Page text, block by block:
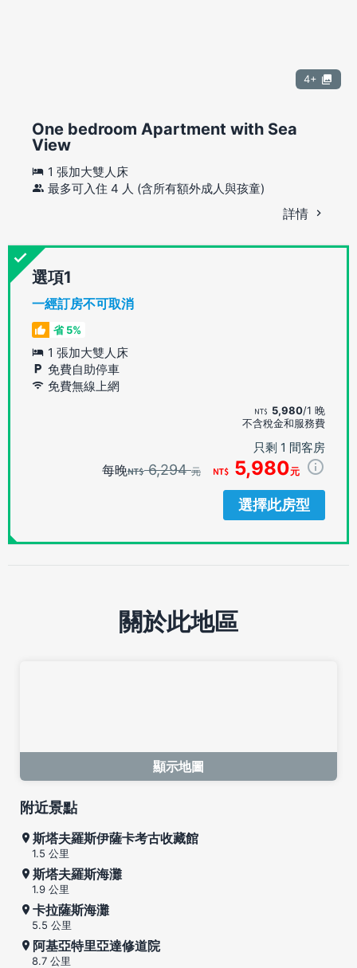
4+
One bedroom Apartment with Sea
View
1 張加大雙人床
最多可入住 4 人 (含所有額外成人與孩童)
詳情
選項
一經訂房不可取消
省 5%
1 張加大雙人床
免費自助停車
免費無線上網
5,980/1 晚
不含稅金和服務費
只剩 1 間客房
每晚 6,294元 5,980元
選擇此房型
關於此地區
顯示地圖
附近景點
斯塔夫羅斯伊薩卡考古收藏館
1.5 公里
斯塔夫羅斯海灘
1.9 公里
卡拉薩斯海灘
5.5 公里
阿基亞特里亞達修道院
8.7 公里